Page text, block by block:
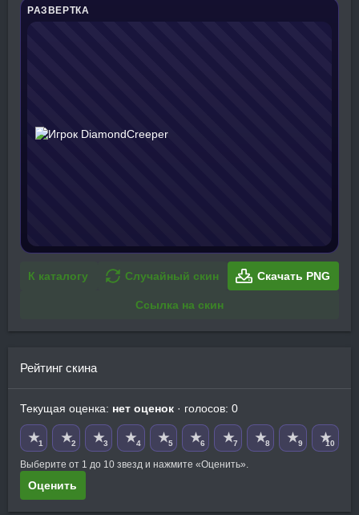
РАЗВЕРТКА
К каталогу Случайный скин Скачать PNG
Ссылка на скин
Рейтинг скина
Текущая оценка: нет оценок · голосов: 0
★1 ★2 ★3 ★4 ★5 ★6 ★7 ★8 ★9 ★10
Выберите от 1 до 10 звезд и нажмите «Оценить».
Оценить